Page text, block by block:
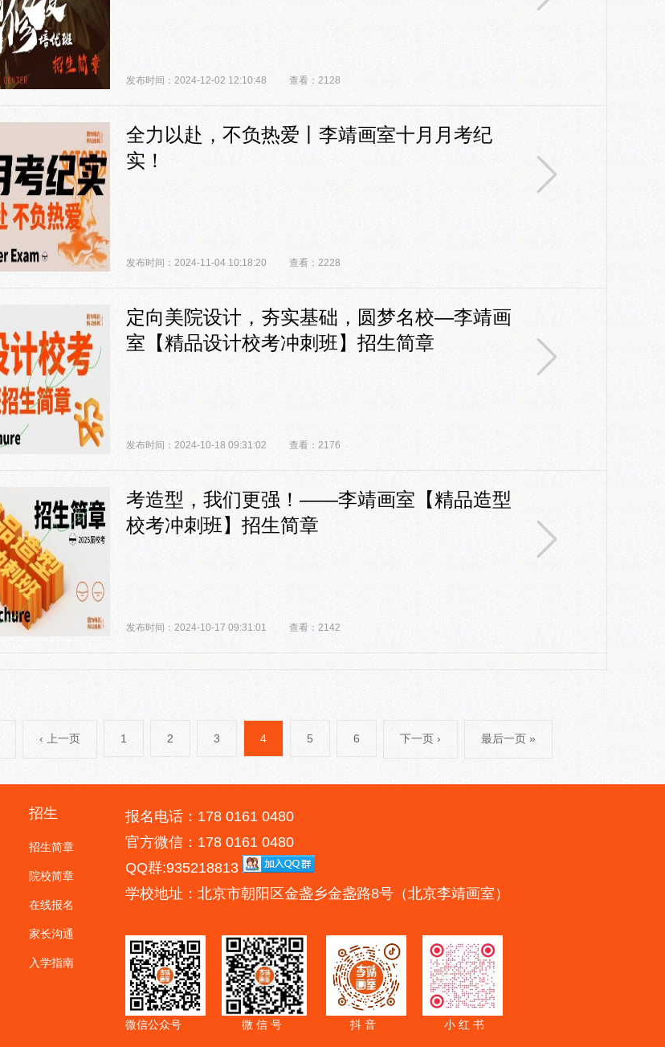
发布时间：2024-12-02 12:10:48 查看：2128
全力以赴，不负热爱丨李靖画室十月月考纪
实！
发布时间：2024-11-04 10:18:20 查看：2228
定向美院设计，夯实基础，圆梦名校—李靖画
室【精品设计校考冲刺班】招生简章
发布时间：2024-10-18 09:31:02 查看：2176
考造型，我们更强！——李靖画室【精品造型
校考冲刺班】招生简章
发布时间：2024-10-17 09:31:01 查看：2142
‹ 上一页 1 2 3 4 5 6 下一页 › 最后一页 »
招生
招生简章
院校简章
在线报名
家长沟通
入学指南
报名电话：178 0161 0480
官方微信：178 0161 0480
QQ群:935218813
学校地址：北京市朝阳区金盏乡金盏路8号（北京李靖画室）
微信公众号 微 信 号 抖 音 小 红 书